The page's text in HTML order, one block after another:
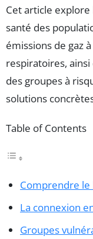
Cet article
santé des
émissions de gaz
respiratoires,
des groupes à
solutions
Table of Contents
Comprendre le
La connexion
Groupes